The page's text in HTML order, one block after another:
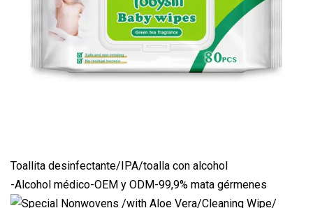
Toallita desinfectante/IPA/toalla con alcohol
-Alcohol médico-OEM y ODM-99,9% mata gérmenes